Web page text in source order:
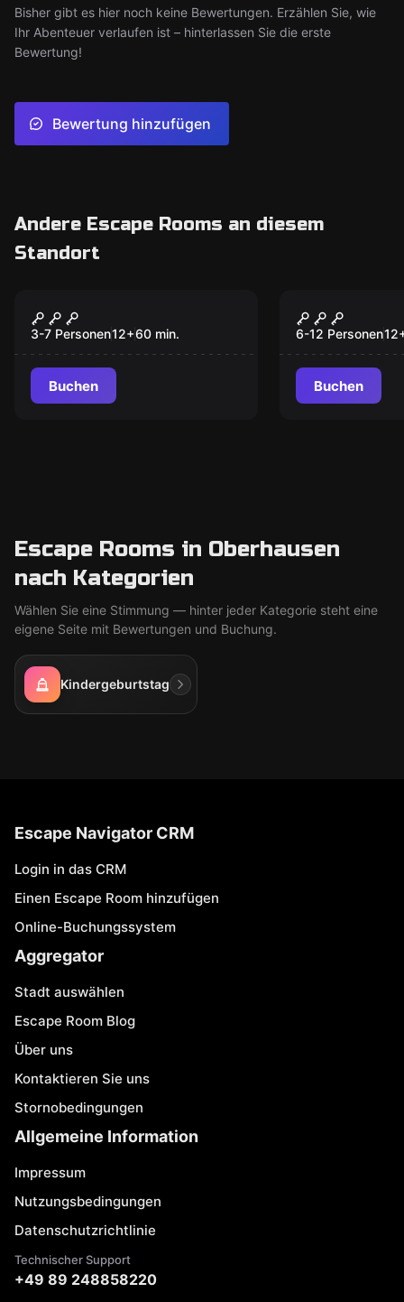
Bisher gibt es hier noch keine Bewertungen. Erzählen Sie, wie
Ihr Abenteuer verlaufen ist – hinterlassen Sie die erste
Bewertung!
Bewertung hinzufügen
Andere Escape Rooms an diesem
Standort
Sherlock Holmes
3-7 Personen12+60 min.
Buchen
DER
MAGIERS
6-12 Personen12
Buchen
Escape Rooms in Oberhausen
nach Kategorien
Wählen Sie eine Stimmung — hinter jeder Kategorie steht eine
eigene Seite mit Bewertungen und Buchung.
Kindergeburtstag
Escape Navigator CRM
Login in das CRM
Einen Escape Room hinzufügen
Online-Buchungssystem
Aggregator
Stadt auswählen
Escape Room Blog
Über uns
Kontaktieren Sie uns
Stornobedingungen
Allgemeine Information
Impressum
Nutzungsbedingungen
Datenschutzrichtlinie
Technischer Support
+49 89 248858220